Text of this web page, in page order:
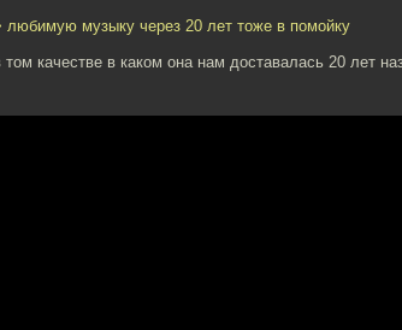
любимую музыку через 20 лет тоже в помойку
том качестве в каком она нам доставалась 20 лет